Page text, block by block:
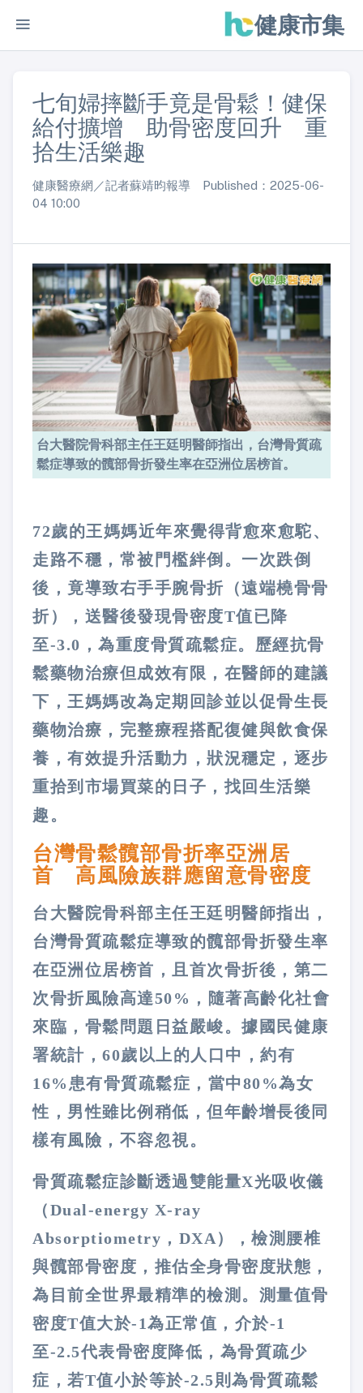
健康市集
七旬婦摔斷手竟是骨鬆！健保
給付擴增 助骨密度回升 重
拾生活樂趣
健康醫療網／記者蘇靖昀報導 Published：2025-06-
04 10:00
台大醫院骨科部主任王廷明醫師指出，台灣骨質疏
鬆症導致的髖部骨折發生率在亞洲位居榜首。
72歲的王媽媽近年來覺得背愈來愈駝、
走路不穩，常被門檻絆倒。一次跌倒
後，竟導致右手手腕骨折（遠端橈骨骨
折），送醫後發現骨密度T值已降
至-3.0，為重度骨質疏鬆症。歷經抗骨
鬆藥物治療但成效有限，在醫師的建議
下，王媽媽改為定期回診並以促骨生長
藥物治療，完整療程搭配復健與飲食保
養，有效提升活動力，狀況穩定，逐步
重拾到市場買菜的日子，找回生活樂
趣。
台灣骨鬆髖部骨折率亞洲居
首 高風險族群應留意骨密度
台大醫院骨科部主任王廷明醫師指出，
台灣骨質疏鬆症導致的髖部骨折發生率
在亞洲位居榜首，且首次骨折後，第二
次骨折風險高達50%，隨著高齡化社會
來臨，骨鬆問題日益嚴峻。據國民健康
署統計，60歲以上的人口中，約有
16%患有骨質疏鬆症，當中80%為女
性，男性雖比例稍低，但年齡增長後同
樣有風險，不容忽視。
骨質疏鬆症診斷透過雙能量X光吸收儀
（Dual-energy X-ray
Absorptiometry，DXA），檢測腰椎
與髖部骨密度，推估全身骨密度狀態，
為目前全世界最精準的檢測。測量值骨
密度T值大於-1為正常值，介於-1
至-2.5代表骨密度降低，為骨質疏少
症，若T值小於等於-2.5則為骨質疏鬆